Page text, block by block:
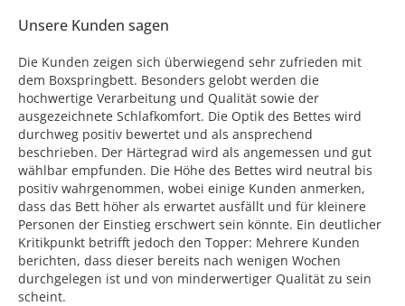
Unsere Kunden sagen
Die Kunden zeigen sich überwiegend sehr zufrieden mit
dem Boxspringbett. Besonders gelobt werden die
hochwertige Verarbeitung und Qualität sowie der
ausgezeichnete Schlafkomfort. Die Optik des Bettes wird
durchweg positiv bewertet und als ansprechend
beschrieben. Der Härtegrad wird als angemessen und gut
wählbar empfunden. Die Höhe des Bettes wird neutral bis
positiv wahrgenommen, wobei einige Kunden anmerken,
dass das Bett höher als erwartet ausfällt und für kleinere
Personen der Einstieg erschwert sein könnte. Ein deutlicher
Kritikpunkt betrifft jedoch den Topper: Mehrere Kunden
berichten, dass dieser bereits nach wenigen Wochen
durchgelegen ist und von minderwertiger Qualität zu sein
scheint.